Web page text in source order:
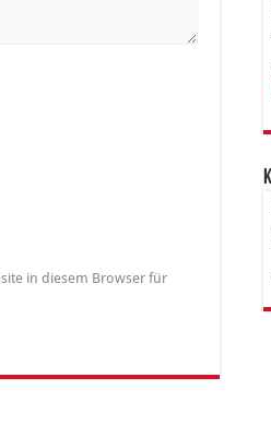
in diesem Browser für